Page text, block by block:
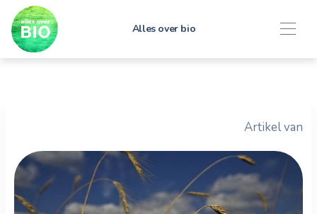
Alles over bio
Artikel van